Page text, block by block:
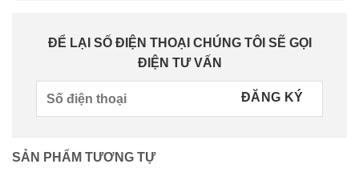
ĐỂ LẠI SỐ ĐIỆN THOẠI CHÚNG TÔI SẼ GỌI
ĐIỆN TƯ VẤN
SẢN PHẨM TƯƠNG TỰ